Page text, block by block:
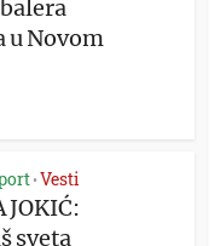
u Novom
•Vesti
JOKIĆ:
sveta